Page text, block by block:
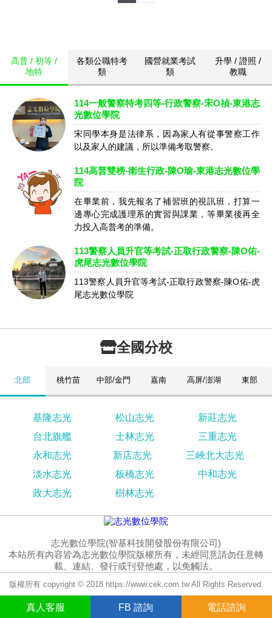
真人 客服 FB 諮詢 電話諮詢
高普 / 初等 /
地特
各類公職特考
類
國營就業考試
類
升學 / 證照 /
教職
114一般警察特考四等-行政警察-宋O禎-東港志
光數位學院
宋同學本身是法律系，因為家人有從事警察工作
以及家人的建議，所以準備考取警察。
114高普雙榜-衛生行政-陳O瑜-東港志光數位學
院
在畢業前，我先報名了補習班的視訊班，打算一
邊專心完成護理系的實習與課業，等畢業後再全
力投入高普考的準備。
113警察人員升官等考試-正取行政警察-陳O佑-
虎尾志光數位學院
113警察人員升官等考試-正取行政警察-陳O佑-虎
尾志光數位學院
全國分校
北部 桃竹苗 中部/金門 嘉南 高屏/澎湖 東部
基隆志光 松山志光
新莊志光
台北旗艦
士林志光
三重志光
永和志光
新店志光
三峽北大志光
淡水志光
板橋志光
中和志光
政大志光
樹林志光
志光數位學院(智基科技開發股份有限公司)
本站所有內容皆為志光數位學院版權所有，未經同意請勿任意轉
載、連結、發行或刊登他處，以免觸法。
版權所有 copyright © 2018 https://www.cek.com.tw All Rights Reserved.